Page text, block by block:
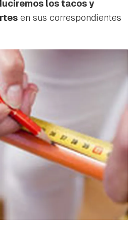
los tacos y
en sus correspondientes